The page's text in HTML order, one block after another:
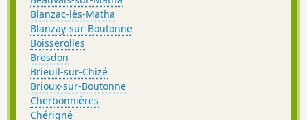
Blanzac-lès-Matha
Blanzay-sur-Boutonne
Boisserolles
Bresdon
Brieuil-sur-Chizé
Brioux-sur-Boutonne
Cherbonnières
Chérigné